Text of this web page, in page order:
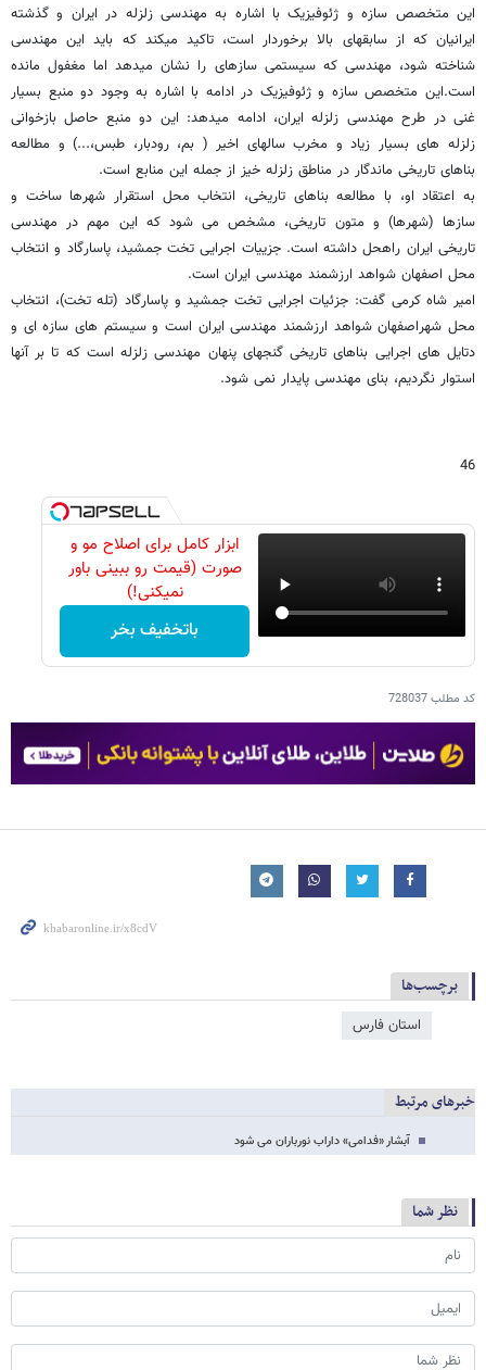
این متخصص سازه و ژئوفیزیک با اشاره به مهندسی زلزله در ایران و گذشته
ایرانیان که از سابقهای بالا برخوردار است، تاکید میکند که باید این مهندسی
شناخته شود، مهندسی که سیستمی سازهای را نشان میدهد اما مغفول مانده
است.این متخصص سازه و ژئوفیزیک در ادامه با اشاره به وجود دو منبع بسیار
غنی در طرح مهندسی زلزله ایران، ادامه میدهد: این دو منبع حاصل بازخوانی
زلزله های بسیار زیاد و مخرب سالهای اخیر ( بم، رودبار، طبس،...) و مطالعه
بناهای تاریخی ماندگار در مناطق زلزله خیز از جمله این منابع است.
به اعتقاد او، با مطالعه بناهای تاریخی، انتخاب محل استقرار شهرها ساخت و
سازها (شهرها) و متون تاریخی، مشخص می شود که این مهم در مهندسی
تاریخی ایران راهحل داشته است. جزییات اجرایی تخت جمشید، پاسارگاد و انتخاب
محل اصفهان شواهد ارزشمند مهندسی ایران است.
امیر شاه کرمی گفت: جزئیات اجرایی تخت جمشید و پاسارگاد (تله تخت)، انتخاب
محل شهراصفهان شواهد ارزشمند مهندسی ایران است و سیستم های سازه ای و
دتایل های اجرایی بناهای تاریخی گنجهای پنهان مهندسی زلزله است که تا بر آنها
استوار نگردیم، بنای مهندسی پایدار نمی شود.
46
ابزار کامل برای اصلاح مو و
صورت (قیمت رو ببینی باور
نمیکنی!)
باتخفیف بخر
کد مطلب728037
برچسب‌ها
استان فارس
خبرهای مرتبط
آبشار «فدامی» داراب نورباران می شود
نظر شما